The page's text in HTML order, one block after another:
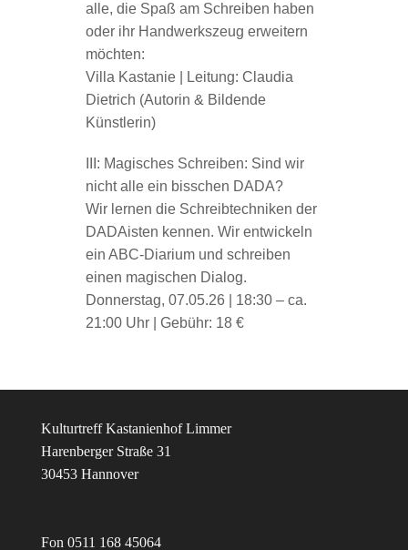
alle, die Spaß am Schreiben haben
oder ihr Handwerkszeug erweitern
möchten:
Villa Kastanie | Leitung: Claudia
Dietrich (Autorin & Bildende
Künstlerin)
III: Magisches Schreiben: Sind wir
nicht alle ein bisschen DADA?
Wir lernen die Schreibtechniken der
DADAisten kennen. Wir entwickeln
ein ABC-Diarium und schreiben
einen magischen Dialog.
Donnerstag, 07.05.26 | 18:30 – ca.
21:00 Uhr | Gebühr: 18 €
Kulturtreff Kastanienhof Limmer
Harenberger Straße 31
30453 Hannover
Fon 0511 168 45064